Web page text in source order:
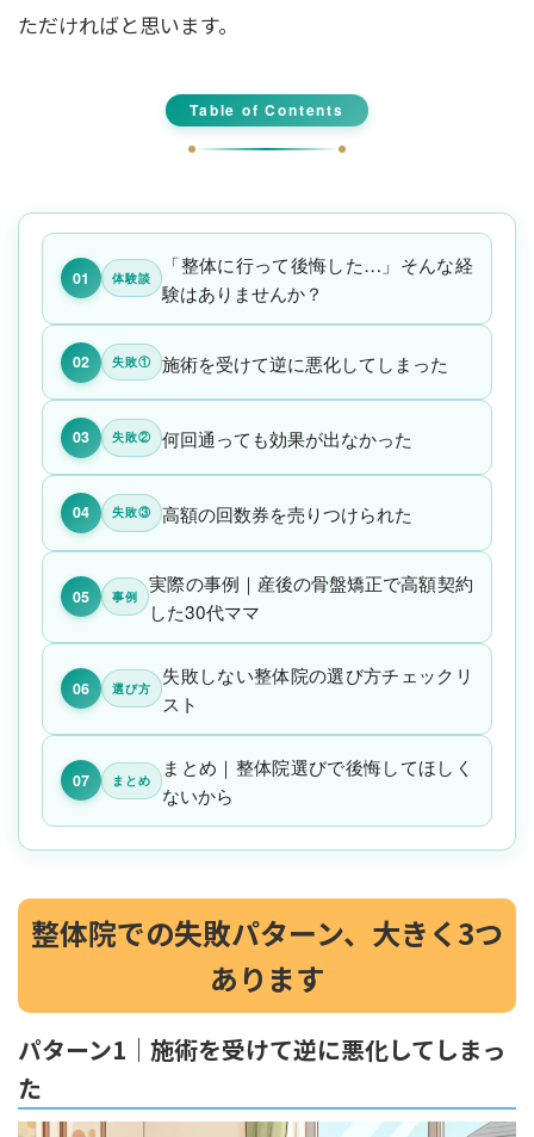
ただければと思います。
Table of Contents
01 体験談
「整体に行って後悔した…」そんな経
験はありませんか？
02 失敗① 施術を受けて逆に悪化してしまった
03 失敗② 何回通っても効果が出なかった
04 失敗③ 高額の回数券を売りつけられた
05 事例
実際の事例｜産後の骨盤矯正で高額契約
した30代ママ
06 選び方
失敗しない整体院の選び方チェックリ
スト
07 まとめ
まとめ｜整体院選びで後悔してほしく
ないから
整体院での失敗パターン、大きく3つ
あります
パターン1｜施術を受けて逆に悪化してしまっ
た